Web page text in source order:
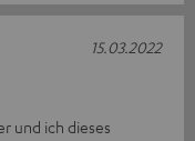
und ich dieses
15.03.2022